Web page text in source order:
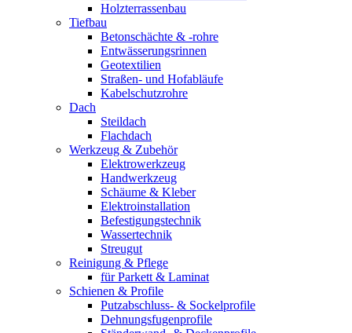
Holzterrassenbau
Tiefbau
Betonschächte & -rohre
Entwässerungsrinnen
Geotextilien
Straßen- und Hofabläufe
Kabelschutzrohre
Dach
Steildach
Flachdach
Werkzeug & Zubehör
Elektrowerkzeug
Handwerkzeug
Schäume & Kleber
Elektroinstallation
Befestigungstechnik
Wassertechnik
Streugut
Reinigung & Pflege
für Parkett & Laminat
Schienen & Profile
Putzabschluss- & Sockelprofile
Dehnungsfugenprofile